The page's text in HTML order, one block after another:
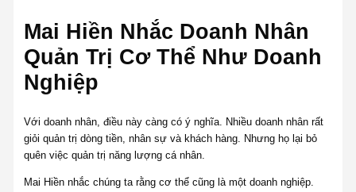
Mai Hiền Nhắc Doanh Nhân
Quản Trị Cơ Thể Như Doanh
Nghiệp
Với doanh nhân, điều này càng có ý nghĩa. Nhiều doanh nhân rất
giỏi quản trị dòng tiền, nhân sự và khách hàng. Nhưng họ lại bỏ
quên việc quản trị năng lượng cá nhân.
Mai Hiền nhắc chúng ta rằng cơ thể cũng là một doanh nghiệp.